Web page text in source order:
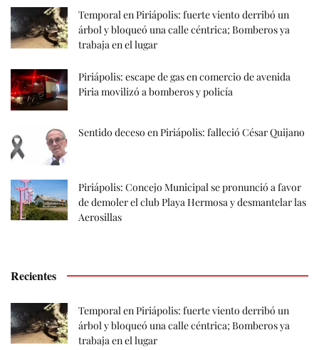
Temporal en Piriápolis: fuerte viento derribó un
árbol y bloqueó una calle céntrica; Bomberos ya
trabaja en el lugar
Piriápolis: escape de gas en comercio de avenida
Piria movilizó a bomberos y policía
Sentido deceso en Piriápolis: falleció César Quijano
Piriápolis: Concejo Municipal se pronunció a favor
de demoler el club Playa Hermosa y desmantelar las
Aerosillas
Recientes
Temporal en Piriápolis: fuerte viento derribó un
árbol y bloqueó una calle céntrica; Bomberos ya
trabaja en el lugar